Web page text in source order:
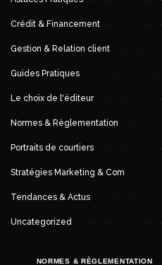
Crédit & Financement
Gestion & Relation client
Guides Pratiques
Le choix de l'éditeur
Normes & Règlementation
Portraits de courtiers
Stratégies Marketing & Com
Tendances & Actus
Uncategorized
NORMES & RÈGLEMENTATION